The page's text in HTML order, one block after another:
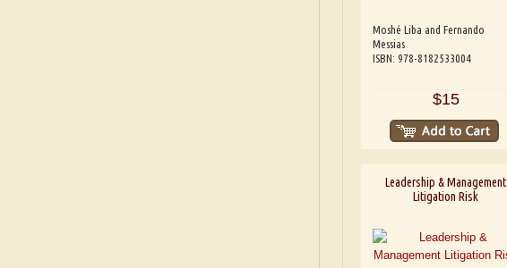
Moshé Liba and Fernando
Messias
ISBN: 978-8182533004
$15
Leadership & Management
Litigation Risk